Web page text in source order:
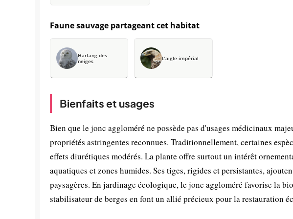
Faune sauvage partageant cet habitat
Harfang des
neiges
L’aigle impérial
Bienfaits et usages
Bien que le jonc aggloméré ne possède pas d'usages médicinaux
propriétés astringentes reconnues. Traditionnellement, certaines
effets diurétiques modérés. La plante offre surtout un intérêt
aquatiques et zones humides. Ses tiges, rigides et persistantes,
paysagères. En jardinage écologique, le jonc aggloméré favorise la
stabilisateur de berges en font un allié précieux pour la restauration